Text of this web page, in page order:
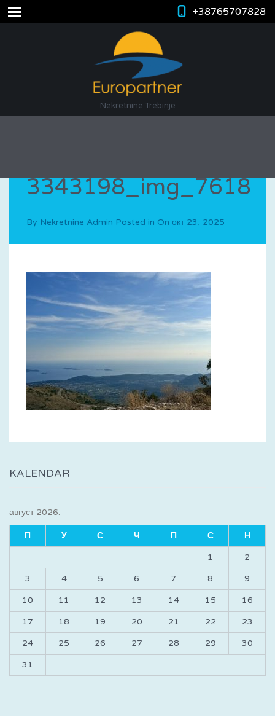
+38765707828
Nekretnine Trebinje
3343198_img_7618
By Nekretnine Admin Posted in On окт 23, 2025
KALENDAR
август 2026.
П У С Ч П С Н
1 2
3 4 5 6 7 8 9
10 11 12 13 14 15 16
17 18 19 20 21 22 23
24 25 26 27 28 29 30
31